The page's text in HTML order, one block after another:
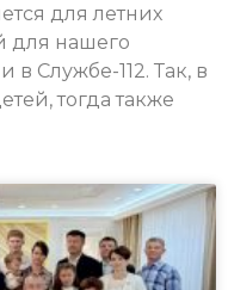
для летних
для нашего
Службе-112. Так, в
тогда также